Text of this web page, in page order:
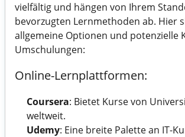
vielfältig und hängen von Ihrem
bevorzugten Lernmethoden ab. Hier
allgemeine Optionen und potenzielle
Umschulungen:
Online-Lernplattformen:
Coursera: Bietet Kurse von
weltweit.
Udemy: Eine breite Palette an IT-